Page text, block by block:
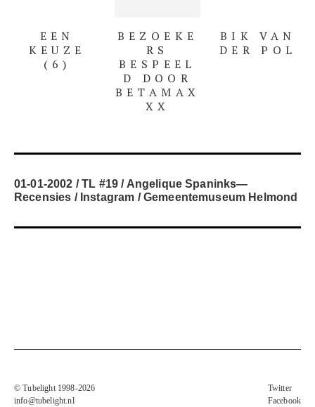
01-01-2002 TL #19 Angelique Spaninks—
Recensies
Instagram Gemeentemuseum Helmond
EEN
KEUZE
(6)
BEZOEKE
RS
BESPEEL
D DOOR
BETAMAX
XX
BIK VAN
DER POL
© Tubelight 1998-2026
info@tubelight.nl
Twitter
Facebook